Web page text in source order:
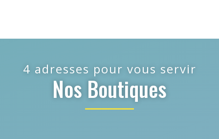
4 adresses pour vous servir
Nos Boutiques